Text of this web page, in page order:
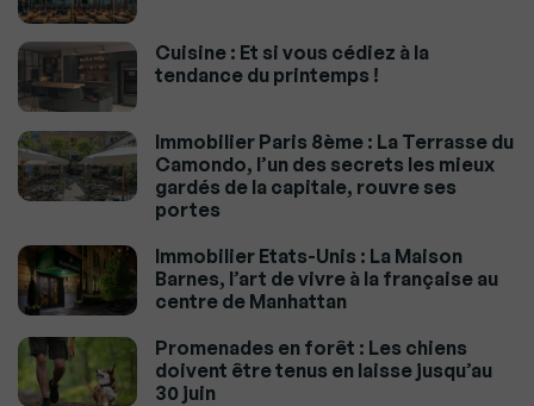
Cuisine : Et si vous cédiez à la
tendance du printemps !
Immobilier Paris 8ème : La Terrasse du
Camondo, l’un des secrets les mieux
gardés de la capitale, rouvre ses
portes
Immobilier Etats-Unis : La Maison
Barnes, l’art de vivre à la française au
centre de Manhattan
Promenades en forêt : Les chiens
doivent être tenus en laisse jusqu’au
30 juin